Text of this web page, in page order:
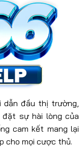
đầu thị trường,
sự hài lòng của
cam kết mang lại
cho mọi cược thủ.